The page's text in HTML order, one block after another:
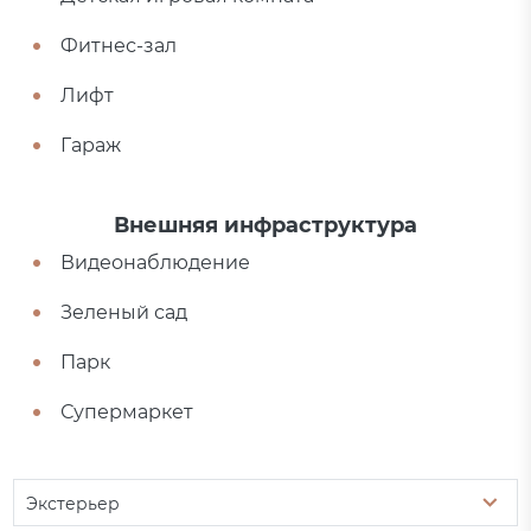
Фитнес-зал
Лифт
Гараж
Внешняя инфраструктура
Видеонаблюдение
Зеленый сад
Парк
Супермаркет
Экстерьер